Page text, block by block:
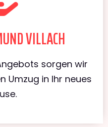
VILLACH
sorgen wir
Umzug in Ihr neues